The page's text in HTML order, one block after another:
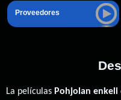
Proveedores
La películas Pohjolan enkeli